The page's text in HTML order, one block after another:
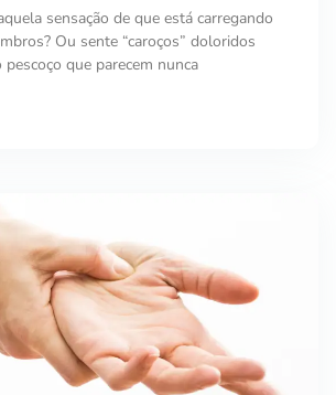
sensação de que está carregando
Ou sente “caroços” doloridos
que parecem nunca